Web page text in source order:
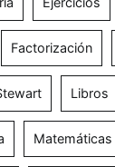
Factorización
Libros
Matemáticas